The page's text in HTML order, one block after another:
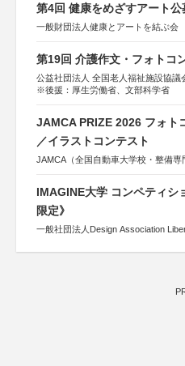
第4回 健康をめざすアート公
一般財団法人健康とアートを結ぶ会
第19回 介護作文・フォトコ
公益社団法人 全国老人福祉施設協議
※後援：厚生労働省、文部科学省
JAMCA PRIZE 2026 フォト
／イラストコンテスト
JAMCA（全国自動車大学校・整備専
IMAGINE大学 コンペティシ
限定》
一般社団法人Design Association